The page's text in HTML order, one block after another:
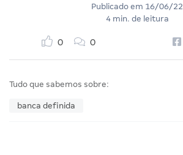
Publicado em 16/06/22
4 min. de leitura
0 0
Tudo que sabemos sobre:
banca definida